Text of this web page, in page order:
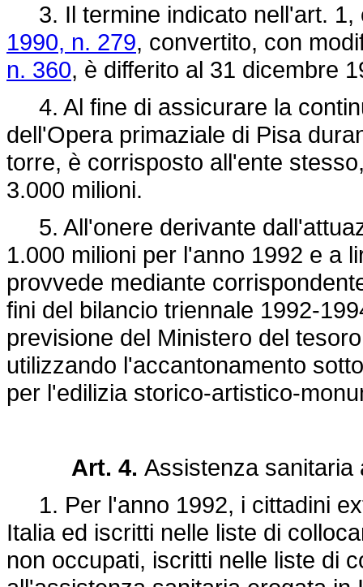
3. Il termine indicato nell'art. 1,
1990, n. 279, convertito, con
n. 360, è differito al 31 dicembre
4. Al fine di assicurare la
dell'Opera primaziale di Pisa
torre, è corrisposto all'ente
3.000 milioni.
5. All'onere derivante
1.000 milioni per l'anno 1992 e a
provvede mediante
fini del bilancio triennale 1992-
previsione del Ministero del
utilizzando l'accantonamento
per l'edilizia storico-artistico-
Art. 4. Assistenza sanitaria
1. Per l'anno 1992, i cittadini
Italia ed iscritti nelle liste di
non occupati, iscritti nelle liste di